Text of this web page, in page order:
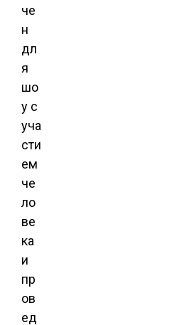
че
н
дл
я
шо
у с
уча
сти
ем
че
ло
ве
ка
и
пр
ов
ед